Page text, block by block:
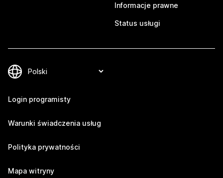
Informacje prawne
Status usługi
Login programisty
Warunki świadczenia usług
Polityka prywatności
Mapa witryny